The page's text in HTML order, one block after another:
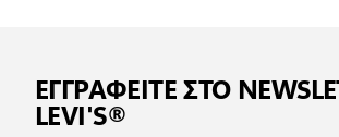
ΕΓΓΡΑΦΕΙΤΕ ΣΤΟ
LEVI'S®